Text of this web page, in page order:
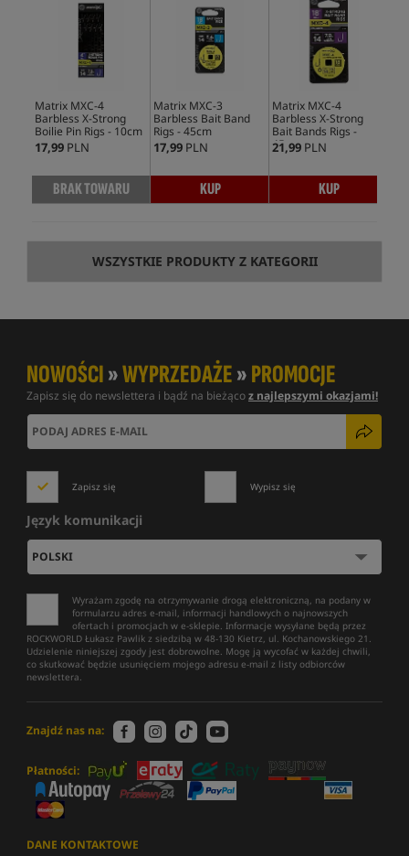
Matrix MXC-4
Barbless X-Strong
Boilie Pin Rigs - 10cm
17,99 PLN
BRAK TOWARU
Matrix MXC-3
Barbless Bait Band
Rigs - 45cm
17,99 PLN
KUP
Matrix MXC-4
Barbless X-Strong
Bait Bands Rigs -
45cm
21,99 PLN
KUP
WSZYSTKIE PRODUKTY Z KATEGORII
NOWOŚCI»WYPRZEDAŻE»PROMOCJE
Zapisz się do newslettera i bądź na bieżącoz najlepszymi okazjami!
Zapisz się Wypisz się
Język komunikacji
Wyrażam zgodę na otrzymywanie drogą elektroniczną, na podany w
formularzu adres e-mail, informacji handlowych o najnowszych
ofertach i promocjach w e-sklepie. Informacje wysyłane będą przez
ROCKWORLD Łukasz Pawlik z siedzibą w 48-130 Kietrz, ul. Kochanowskiego 21.
Udzielenie niniejszej zgody jest dobrowolne. Mogę ją wycofać w każdej chwili,
co skutkować będzie usunięciem mojego adresu e-mail z listy odbiorców
newslettera.
Znajdź nas na:
Płatności:
DANE KONTAKTOWE